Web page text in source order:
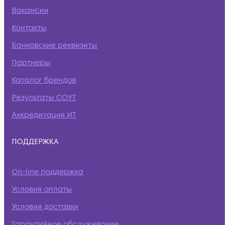
Вакансии
Контакты
Банковские реквизиты
Партнеры
Каталог брендов
Результаты СОУТ
Аккредитация ИТ
ПОДДЕРЖКА
On-line поддержка
Условия оплаты
Условия доставки